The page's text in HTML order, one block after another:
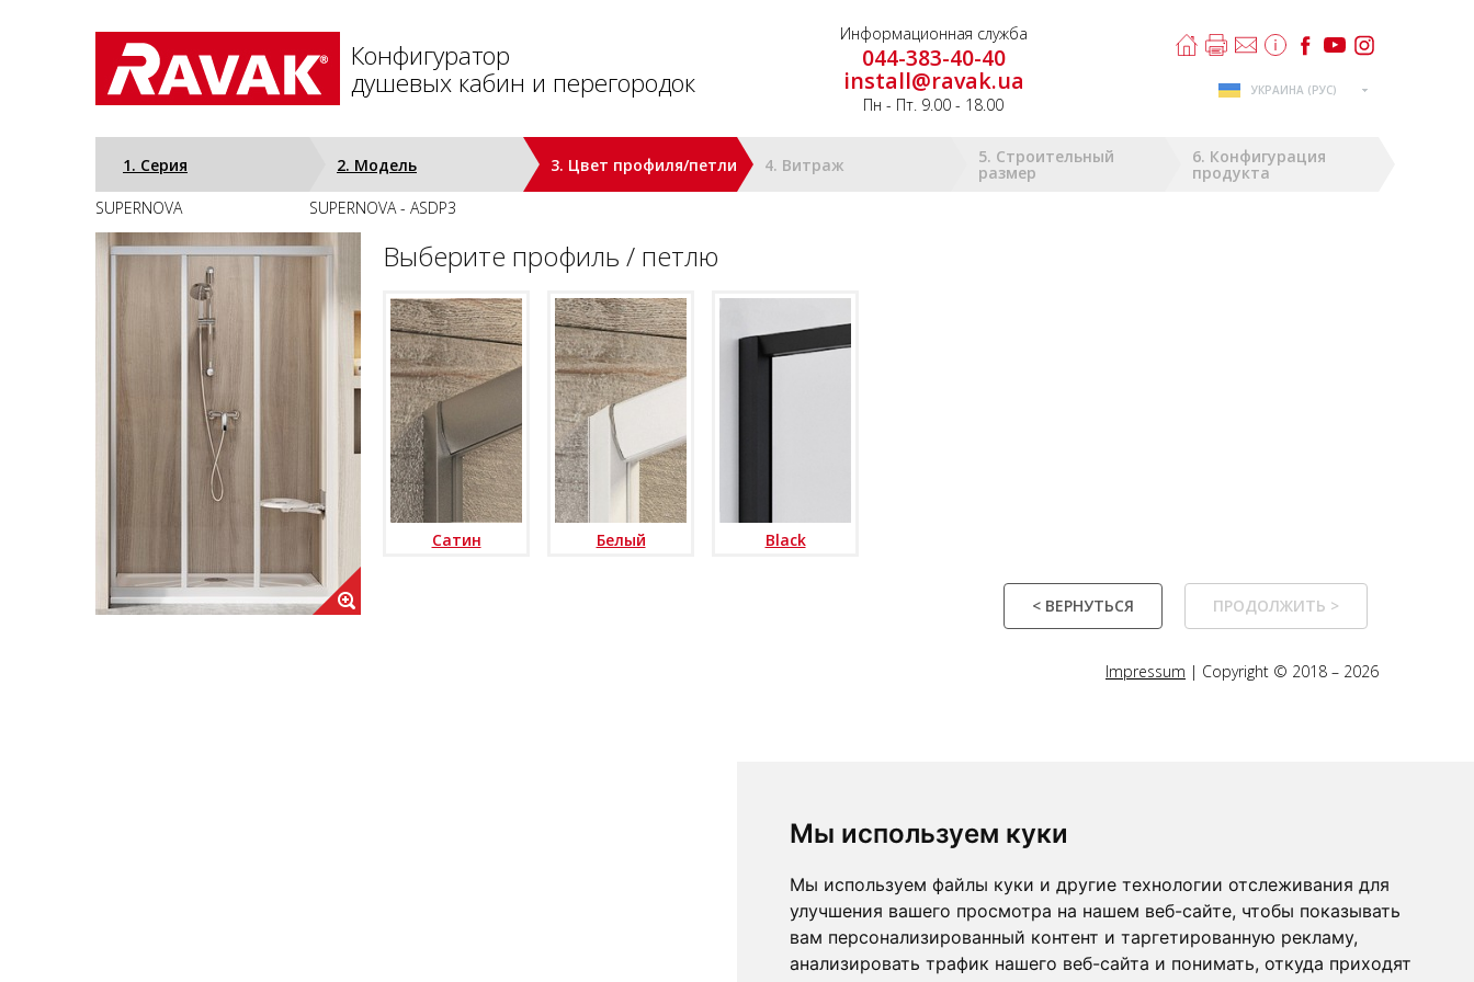
Мы используем куки
Мы используем файлы куки и другие технологии отслеживания для
улучшения вашего просмотра на нашем веб-сайте, чтобы показывать
вам персонализированный контент и таргетированную рекламу,
анализировать трафик нашего веб-сайта и понимать, откуда приходят
Конфигуратор
душевых кабин и перегородок
Информационная служба
044-383-40-40
install@ravak.ua
Пн - Пт. 9.00 - 18.00
УКРАИНА (РУС)
1. Серия
SUPERNOVA
2. Модель
SUPERNOVA - ASDP3
3. Цвет профиля/петли 4. Витраж 5. Строительный
размер
6. Конфигурация
продукта
Выберите профиль / петлю
Сатин Белый Black
< ВЕРНУТЬСЯ ПРОДОЛЖИТЬ >
Impressum | Copyright © 2018 – 2026